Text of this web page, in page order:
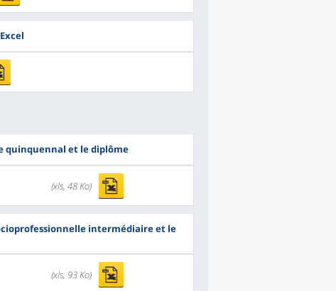
quinquennal et le diplôme
(xls, 48 Ko)
intermédiaire et le
(xls, 93 Ko)